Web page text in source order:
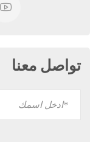
تواصل معنا